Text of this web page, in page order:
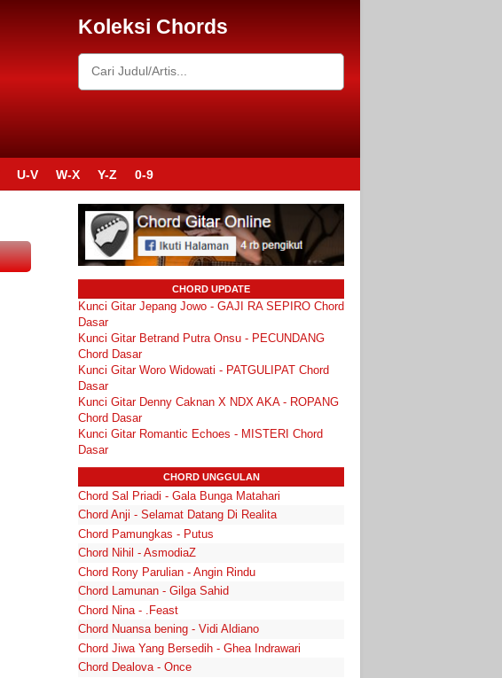
Koleksi Chords
U-V W-X Y-Z 0-9
CHORD UPDATE
Kunci Gitar Jepang Jowo - GAJI RA SEPIRO Chord
Dasar
Kunci Gitar Betrand Putra Onsu - PECUNDANG
Chord Dasar
Kunci Gitar Woro Widowati - PATGULIPAT Chord
Dasar
Kunci Gitar Denny Caknan X NDX AKA - ROPANG
Chord Dasar
Kunci Gitar Romantic Echoes - MISTERI Chord
Dasar
CHORD UNGGULAN
Chord Sal Priadi - Gala Bunga Matahari
Chord Anji - Selamat Datang Di Realita
Chord Pamungkas - Putus
Chord Nihil - AsmodiaZ
Chord Rony Parulian - Angin Rindu
Chord Lamunan - Gilga Sahid
Chord Nina - .Feast
Chord Nuansa bening - Vidi Aldiano
Chord Jiwa Yang Bersedih - Ghea Indrawari
Chord Dealova - Once